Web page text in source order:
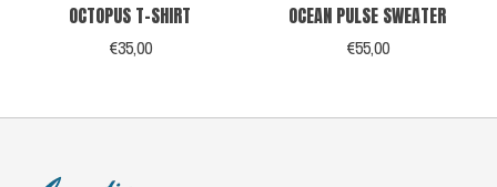
OCTOPUS T-SHIRT
€35,00
OCEAN PULSE SWEATER
€55,00